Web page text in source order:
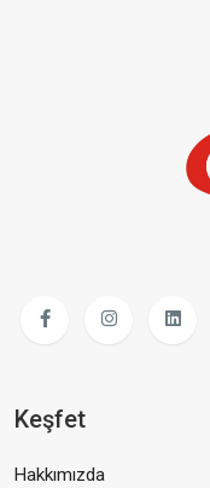
Keşfet
Hakkımızda